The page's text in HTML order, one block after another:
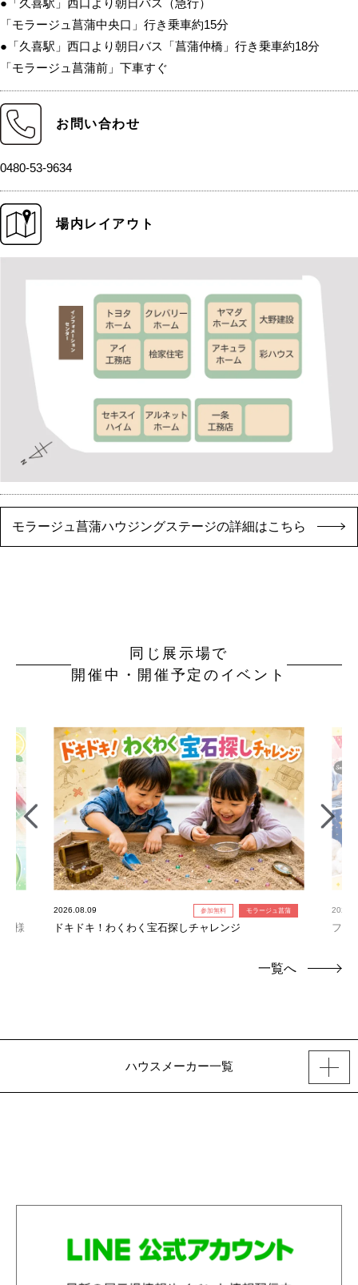
●「久喜駅」西口より朝日バス（急行）
「モラージュ菖蒲中央口」行き乗車約15分
●「久喜駅」西口より朝日バス「菖蒲仲橋」行き乗車約18分
「モラージュ菖蒲前」下車すぐ
お問い合わせ
0480-53-9634
場内レイアウト
モラージュ菖蒲ハウジングステージの詳細はこちら
同じ展示場で
開催中・開催予定のイベント
子様
2026.08.09 参加無料 モラージュ菖蒲
ドキドキ！わくわく宝石探しチャレンジ フォ
一覧へ
ハウスメーカー一覧